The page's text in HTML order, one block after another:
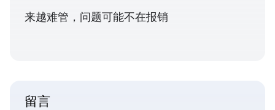
来越难管，问题可能不在报销
留言